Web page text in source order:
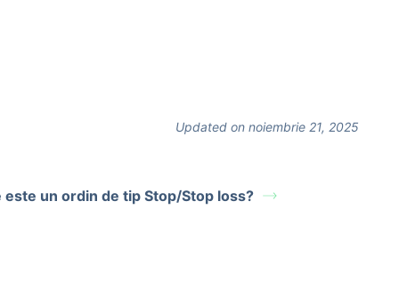
Updated on noiembrie 21, 2025
este un ordin de tip Stop/Stop loss?